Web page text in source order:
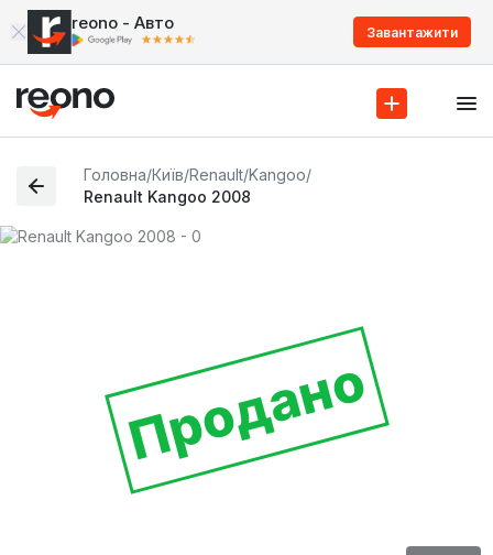
reono - Авто Завантажити
Головна/Київ/Renault/Kangoo/
Renault Kangoo 2008
Продано